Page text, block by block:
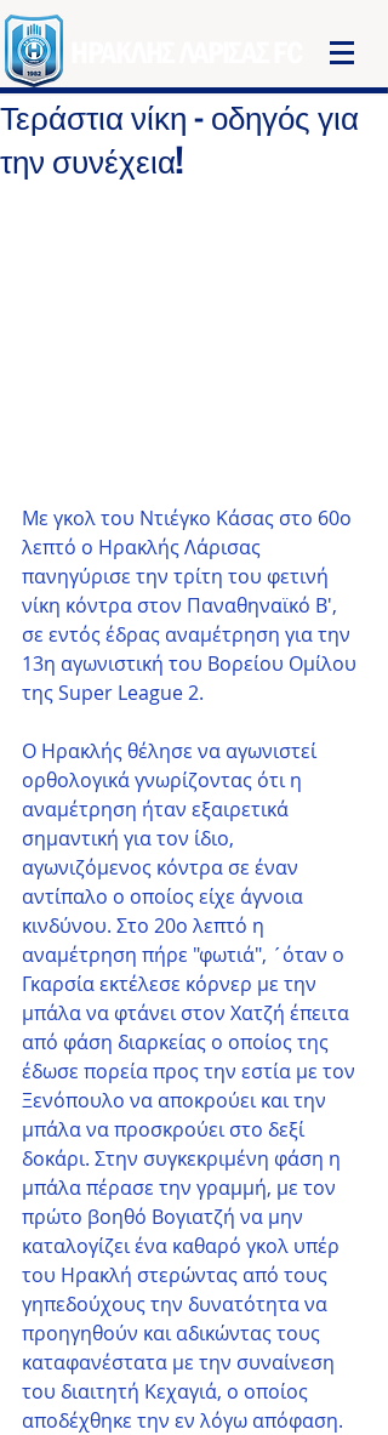
Τεράστια νίκη - οδηγός για
την συνέχεια!
Με γκολ του Ντιέγκο Κάσας στο 60ο
λεπτό ο Ηρακλής Λάρισας
πανηγύρισε την τρίτη του φετινή
νίκη κόντρα στον Παναθηναϊκό Β',
σε εντός έδρας αναμέτρηση για την
13η αγωνιστική του Βορείου Ομίλου
της Super League 2.
Ο Ηρακλής θέλησε να αγωνιστεί
ορθολογικά γνωρίζοντας ότι η
αναμέτρηση ήταν εξαιρετικά
σημαντική για τον ίδιο,
αγωνιζόμενος κόντρα σε έναν
αντίπαλο ο οποίος είχε άγνοια
κινδύνου. Στο 20ο λεπτό η
αναμέτρηση πήρε "φωτιά", ´όταν ο
Γκαρσία εκτέλεσε κόρνερ με την
μπάλα να φτάνει στον Χατζή έπειτα
από φάση διαρκείας ο οποίος της
έδωσε πορεία προς την εστία με τον
Ξενόπουλο να αποκρούει και την
μπάλα να προσκρούει στο δεξί
δοκάρι. Στην συγκεκριμένη φάση η
μπάλα πέρασε την γραμμή, με τον
πρώτο βοηθό Βογιατζή να μην
καταλογίζει ένα καθαρό γκολ υπέρ
του Ηρακλή στερώντας από τους
γηπεδούχους την δυνατότητα να
προηγηθούν και αδικώντας τους
καταφανέστατα με την συναίνεση
του διαιτητή Κεχαγιά, ο οποίος
αποδέχθηκε την εν λόγω απόφαση.